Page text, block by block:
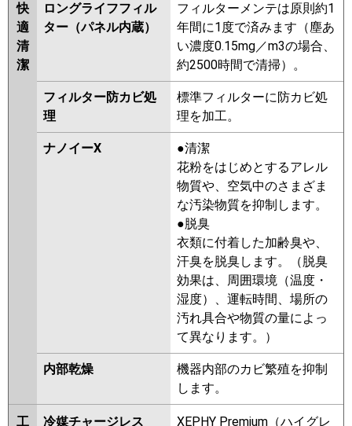
快
適
清
潔
ロングライフフィル
ター（パネル内蔵）
フィルターメンテは原則約1
年間に1度で済みます（塵あ
い濃度0.15mg／m3の場合、
約2500時間で清掃）。
フィルター防カビ処
理
標準フィルターに防カビ処
理を加工。
ナノイーX
●清潔
花粉をはじめとするアレル
物質や、空気中のさまざま
な汚染物質を抑制します。
●脱臭
衣類に付着した加齢臭や、
汗臭を脱臭します。（脱臭
効果は、周囲環境（温度・
湿度）、運転時間、場所の
汚れ具合や物質の量によっ
て異なります。）
内部乾燥
機器内部のカビ繁殖を抑制
します。
工
冷媒チャージレス
XEPHY Premium（ハイグレ